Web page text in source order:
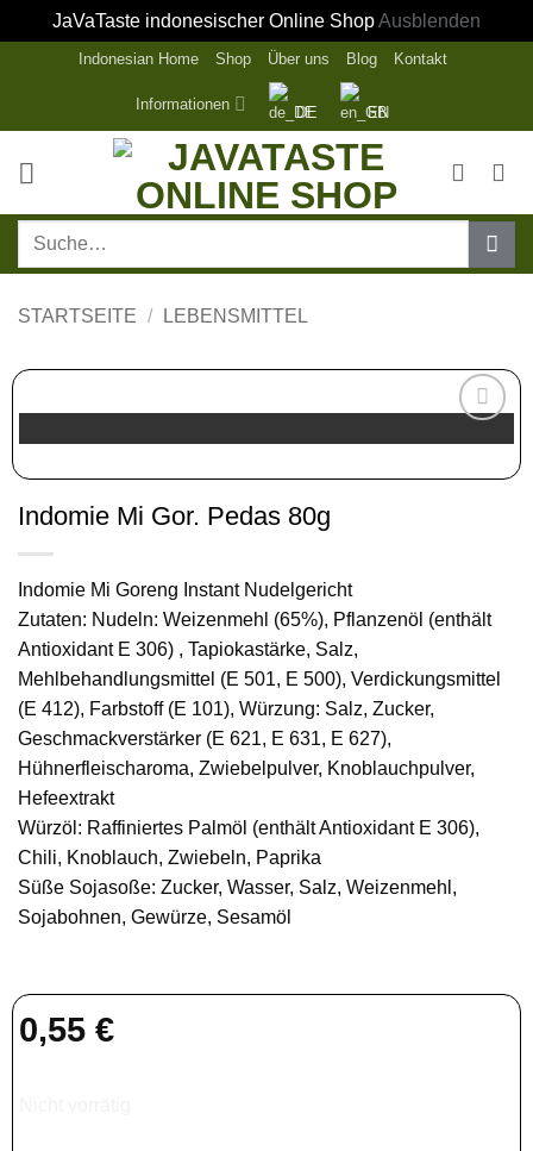
JaVaTaste indonesischer Online ShopAusblenden
Indonesian Home Shop Über uns Blog Kontakt
Informationen DE EN
Suche
STARTSEITE / LEBENSMITTEL
Zur
hinzufügen
Indomie Mi Gor. Pedas 80g
Indomie Mi Goreng Instant Nudelgericht
Zutaten: Nudeln: Weizenmehl (65%), Pflanzenöl (enthält
Antioxidant E 306) , Tapiokastärke, Salz,
Mehlbehandlungsmittel (E 501, E 500), Verdickungsmittel
(E 412), Farbstoff (E 101), Würzung: Salz, Zucker,
Geschmackverstärker (E 621, E 631, E 627),
Hühnerfleischaroma, Zwiebelpulver, Knoblauchpulver,
Hefeextrakt
Würzöl: Raffiniertes Palmöl (enthält Antioxidant E 306),
Chili, Knoblauch, Zwiebeln, Paprika
Süße Sojasoße: Zucker, Wasser, Salz, Weizenmehl,
Sojabohnen, Gewürze, Sesamöl
0,55 €